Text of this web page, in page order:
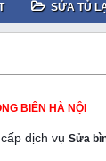
SỬA TỦ
BIÊN HÀ NỘI
dịch vụ Sửa